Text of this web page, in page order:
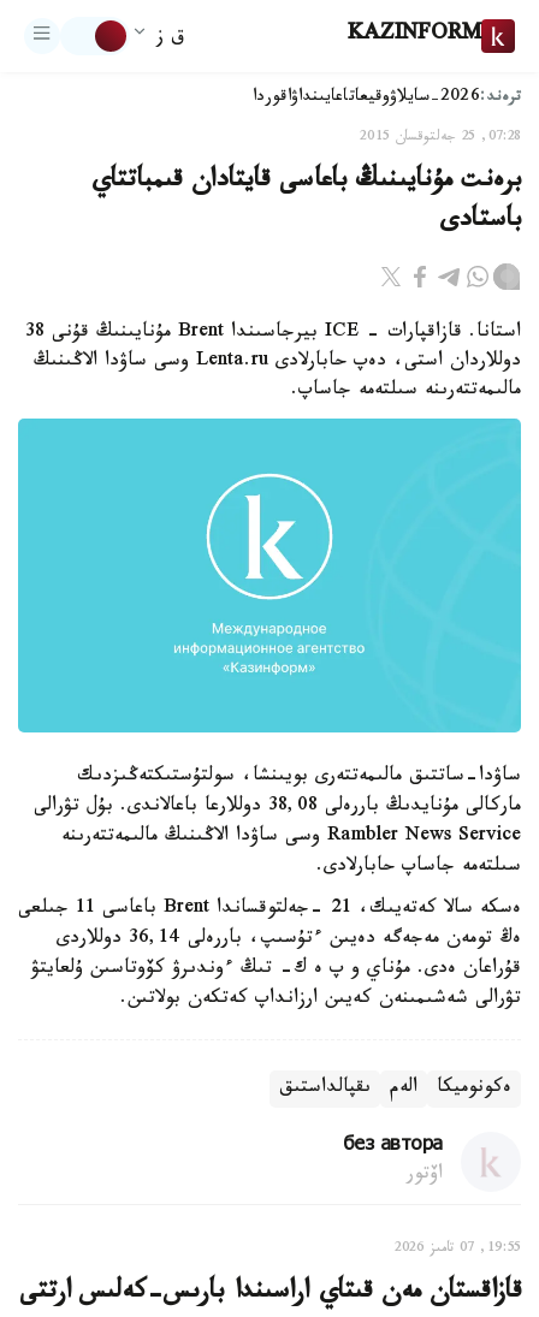
KAZINFORM ق ز
ترەند:2026-سايلاۋ وقيعاتاعايىنداۋاقوردا
07:28, 25 جەلتوقسان 2015
برەنت مۇنايىنىڭ باعاسى قايتادان قىمباتتاي
باستادى
استانا. قازاقپارات - ICE بيرجاسىندا Brent مۇنايىنىڭ قۇنى 38
دوللاردان استى، دەپ حابارلادى Lenta.ru وسى ساۋدا الاڭىنىڭ
مالىمەتتەرىنە سىلتەمە جاساپ.
ساۋدا-ساتتىق مالىمەتتەرى بويىنشا، سولتۇستىكتەڭىزدىك
ماركالى مۇنايدىڭ باررەلى 38,08 دوللارعا باعالاندى. بۇل تۋرالى
Rambler News Service وسى ساۋدا الاڭىنىڭ مالىمەتتەرىنە
سىلتەمە جاساپ حابارلادى.
ەسكە سالا كەتەيىك، 21 -جەلتوقساندا Brent باعاسى 11 جىلعى
ەڭ تومەن مەجەگە دەيىن ءتۇسىپ، باررەلى 36,14 دوللاردى
قۇراعان ەدى. مۇناي و پ ە ك- تىڭ ءوندىرۋ كۆوتاسىن ۇلعايتۋ
تۋرالى شەشىمىنەن كەيىن ارزانداپ كەتكەن بولاتىن.
ەكونوميكا الەم ىقپالداستىق
без автора
اۆتور
19:55, 07 تامىز 2026
قازاقستان مەن قىتاي اراسىندا بارىس-كەلىس ارتتى